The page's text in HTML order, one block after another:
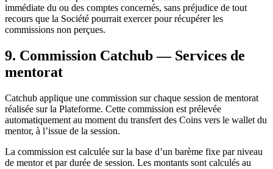
immédiate du ou des comptes concernés, sans préjudice de tout
recours que la Société pourrait exercer pour récupérer les
commissions non perçues.
9. Commission Catchub — Services de
mentorat
Catchub applique une commission sur chaque session de mentorat
réalisée sur la Plateforme. Cette commission est prélevée
automatiquement au moment du transfert des Coins vers le wallet du
mentor, à l’issue de la session.
La commission est calculée sur la base d’un barème fixe par niveau
de mentor et par durée de session. Les montants sont calculés au